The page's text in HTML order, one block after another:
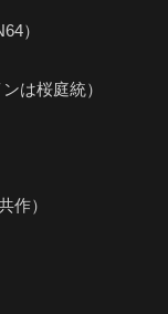
）
は桜庭統）
作）